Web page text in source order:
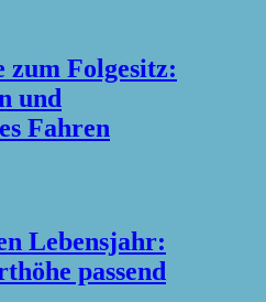
zum Folgesitz:
und
Fahren
Lebensjahr:
passend